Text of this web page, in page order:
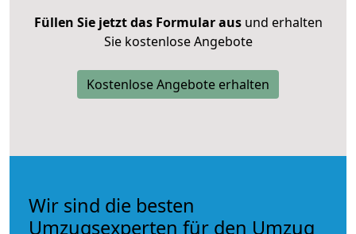
Füllen Sie jetzt das Formular ausund erhalten
Sie kostenlose Angebote
Kostenlose Angebote erhalten
Wir sind die besten
Umzugsexperten für den Umzug